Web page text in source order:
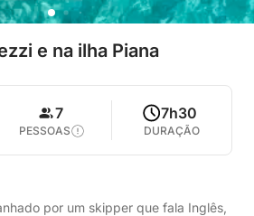
e na ilha Piana
7
PESSOAS
7h30
DURAÇÃO
por um skipper que fala Inglês,